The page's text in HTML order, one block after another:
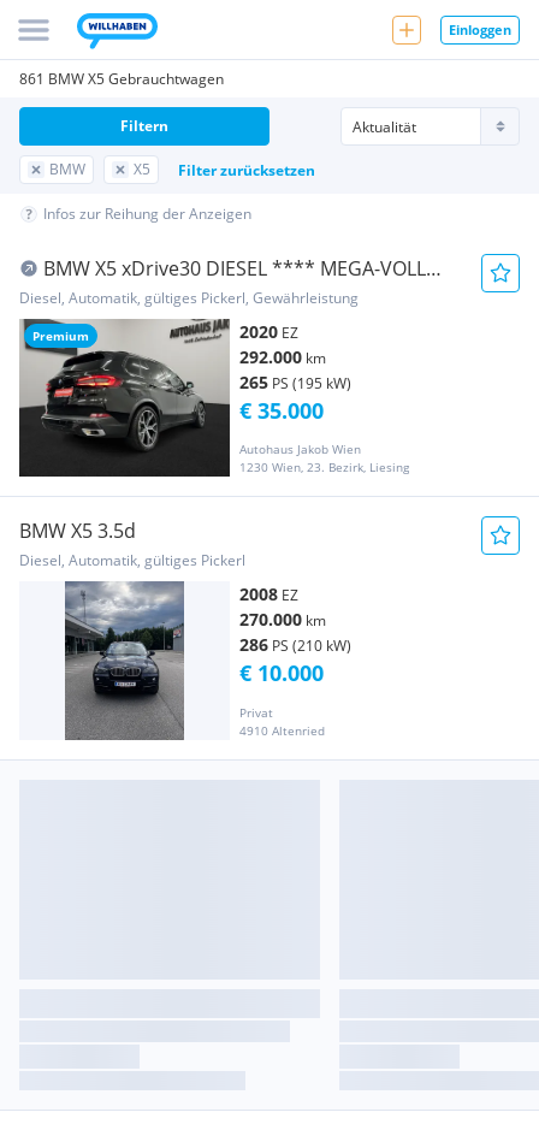
Einloggen
861 BMW X5 Gebrauchtwagen
BMW X5 Filter zurücksetzen
Filtern
Infos zur Reihung der Anzeigen
Premium
BMW X5 xDrive30 DIESEL **** MEGA-VOLL
**** KAMERA-L...
Diesel, Automatik, gültiges Pickerl, Gewährleistung
2020 EZ
292.000 km
265 PS (195 kW)
Autohaus Jakob Wien
1230 Wien, 23. Bezirk, Liesing
€ 35.000
BMW X5 3.5d
Diesel, Automatik, gültiges Pickerl
2008 EZ
270.000 km
286 PS (210 kW)
Privat
4910 Altenried
€ 10.000